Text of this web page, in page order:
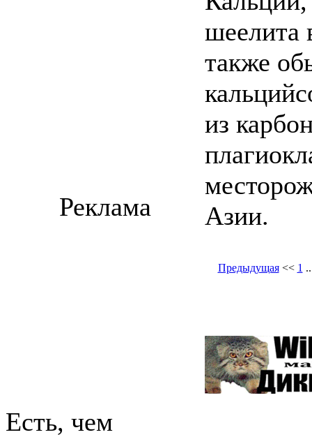
шеелита
также
из
Азии.
Предыдущая<< 1
Реклама
Есть, чем